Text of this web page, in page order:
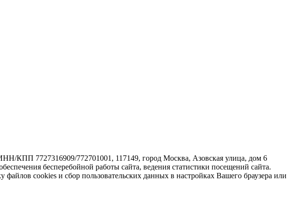
КПП 7727316909/772701001, 117149, город Москва, Азовская улица, дом 6
бесперебойной работы сайта, ведения статистики посещений сайта.
cookies и сбор пользовательских данных в настройках Вашего браузера или